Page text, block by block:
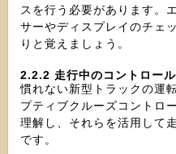
スを行う必要があります。
サーやディスプレイのチェ
りと覚えましょう。
2.2.2 走行中のコントロール
慣れない新型トラックの運
プティブクルーズコントロ
理解し、それらを活用して
です。